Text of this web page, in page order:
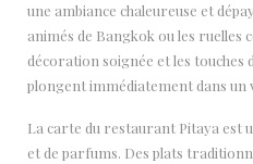
une ambiance chaleureuse et
animés de Bangkok ou les ruelles
décoration soignée et les touches
plongent immédiatement dans un
La carte du restaurant Pitaya est
et de parfums. Des plats